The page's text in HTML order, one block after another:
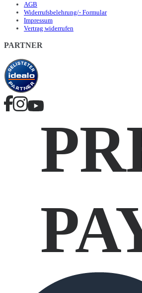
AGB
Widerrufsbelehrung/- Formular
Impressum
Vertrag widerrufen
PARTNER